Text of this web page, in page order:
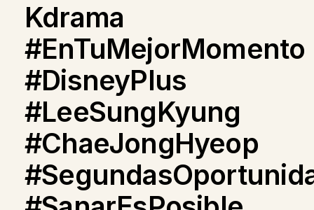
Kdrama
#EnTuMejorMomento
#DisneyPlus
#LeeSungKyung
#ChaeJongHyeop